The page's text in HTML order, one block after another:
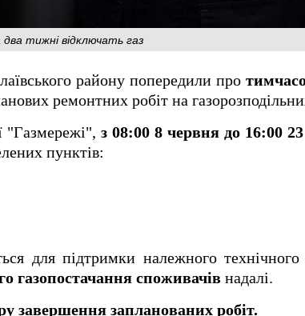
тижні відключать газ
району попередили про
ремонтних робіт на
"Газмережі", з 08:00 8 червня до 16:00
пунктів:
для підтримки належного
газопостачання споживачів надалі.
завершення запланованих робіт.